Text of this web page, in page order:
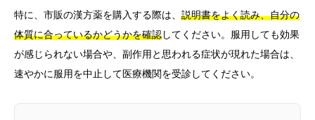
特に、市販の漢方薬を購入する際は、 説明書をよく読み、自分の
体質に合っているかどうかを確認してください。服用しても効果
が感じられない場合や、副作用と思われる症状が現れた場合は、
速やかに服用を中止して医療機関を受診してください。